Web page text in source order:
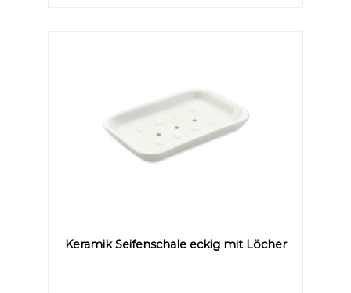
Keramik Seifenschale eckig mit Löcher